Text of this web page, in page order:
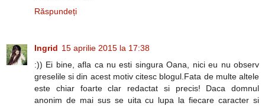
Răspundeți
Ingrid 15 aprilie 2015 la 17:38
:)) Ei bine, afla ca nu esti singura Oana, nici eu nu observ
greselile si din acest motiv citesc blogul.Fata de multe altele
este chiar foarte clar redactat si precis! Daca domnul
anonim de mai sus se uita cu lupa la fiecare caracter si